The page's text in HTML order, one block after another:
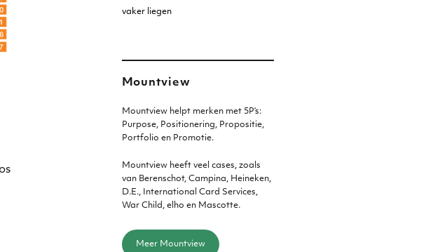
vaker liegen
Mountview
Mountview helpt merken met 5P’s:
Purpose, Positionering, Propositie,
Portfolio en Promotie.
Mountview heeft veel cases, zoals
van Berenschot, Campina, Heineken,
D.E., International Card Services,
War Child, elho en Mascotte.
Meer Mountview